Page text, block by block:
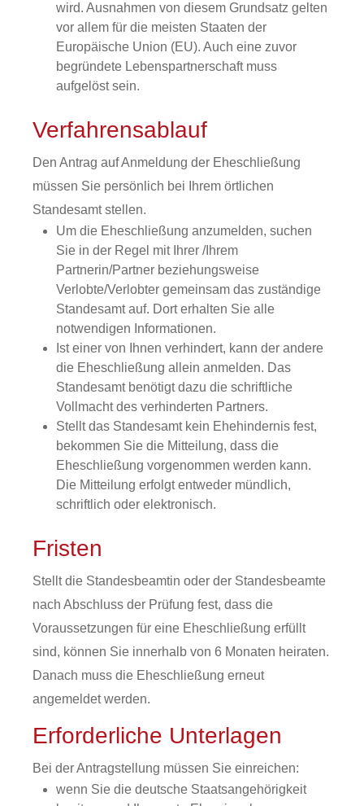
wird. Ausnahmen von diesem Grundsatz gelten
vor allem für die meisten Staaten der
Europäische Union (EU). Auch eine zuvor
begründete Lebenspartnerschaft muss
aufgelöst sein.
Verfahrensablauf
Den Antrag auf Anmeldung der Eheschließung
müssen Sie persönlich bei Ihrem örtlichen
Standesamt stellen.
Um die Eheschließung anzumelden, suchen
Sie in der Regel mit Ihrer /Ihrem
Partnerin/Partner beziehungsweise
Verlobte/Verlobter gemeinsam das zuständige
Standesamt auf. Dort erhalten Sie alle
notwendigen Informationen.
Ist einer von Ihnen verhindert, kann der andere
die Eheschließung allein anmelden. Das
Standesamt benötigt dazu die schriftliche
Vollmacht des verhinderten Partners.
Stellt das Standesamt kein Ehehindernis fest,
bekommen Sie die Mitteilung, dass die
Eheschließung vorgenommen werden kann.
Die Mitteilung erfolgt entweder mündlich,
schriftlich oder elektronisch.
Fristen
Stellt die Standesbeamtin oder der Standesbeamte
nach Abschluss der Prüfung fest, dass die
Voraussetzungen für eine Eheschließung erfüllt
sind, können Sie innerhalb von 6 Monaten heiraten.
Danach muss die Eheschließung erneut
angemeldet werden.
Erforderliche Unterlagen
Bei der Antragstellung müssen Sie einreichen:
wenn Sie die deutsche Staatsangehörigkeit